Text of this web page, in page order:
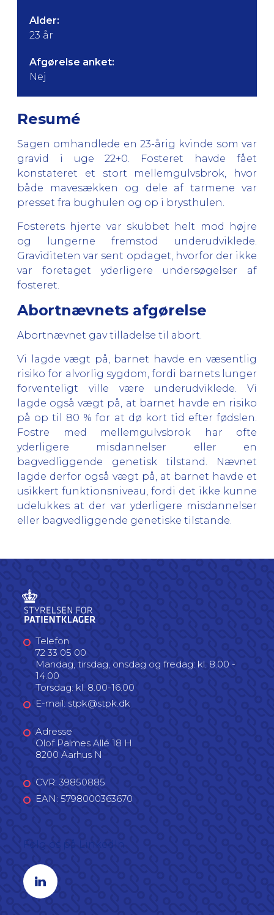
Alder:
23 år
Afgørelse anket:
Nej
Resumé
Sagen omhandlede en 23-årig kvinde som var
gravid i uge 22+0. Fosteret havde fået
konstateret et stort mellemgulvsbrok, hvor
både mavesækken og dele af tarmene var
presset fra bughulen og op i brysthulen.
Fosterets hjerte var skubbet helt mod højre
og lungerne fremstod underudviklede.
Graviditeten var sent opdaget, hvorfor der ikke
var foretaget yderligere undersøgelser af
fosteret.
Abortnævnets afgørelse
Abortnævnet gav tilladelse til abort.
Vi lagde vægt på, barnet havde en væsentlig
risiko for alvorlig sygdom, fordi barnets lunger
forventeligt ville være underudviklede. Vi
lagde også vægt på, at barnet havde en risiko
på op til 80 % for at dø kort tid efter fødslen.
Fostre med mellemgulvsbrok har ofte
yderligere misdannelser eller en
bagvedliggende genetisk tilstand. Nævnet
lagde derfor også vægt på, at barnet havde et
usikkert funktionsniveau, fordi det ikke kunne
udelukkes at der var yderligere misdannelser
eller bagvedliggende genetiske tilstande.
Telefon
72 33 05 00
Mandag, tirsdag, onsdag og fredag: kl. 8.00 -
14.00
Torsdag: kl. 8.00-16.00
E-mail: stpk@stpk.dk
Adresse
Olof Palmes Allé 18 H
8200 Aarhus N
CVR: 39850885
EAN: 5798000363670
Linkedin profil